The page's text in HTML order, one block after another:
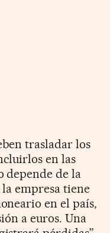
trasladar los
en las
depende de la
empresa tiene
en el país,
a euros. Una